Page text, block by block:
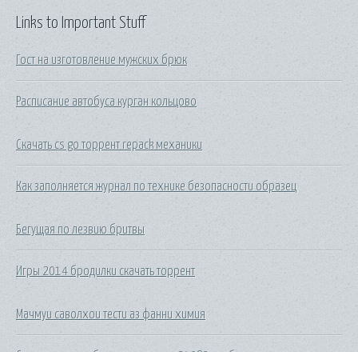
Links to Important Stuff
Гост на изготовление мужских брюк
Расписание автобуса курган кольцово
Скачать cs go торрент repack механики
Как заполняется журнал по технике безопасности образец
Бегущая по лезвию бритвы
Игры 2014 бродилки скачать торрент
Мачмуи саволхои тести аз фанни химия